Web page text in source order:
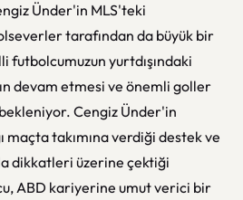
Ünder'in MLS'teki
tarafından da büyük bir
futbolcumuzun yurtdışındaki
devam etmesi ve önemli goller
Cengiz Ünder'in
maçta takımına verdiği destek ve
dikkatleri üzerine çektiği
ABD kariyerine umut verici bir